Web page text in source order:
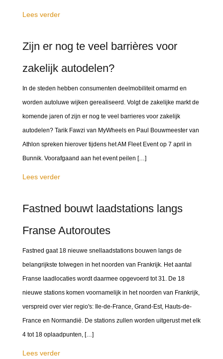
Lees verder
Zijn er nog te veel barrières voor
zakelijk autodelen?
In de steden hebben consumenten deelmobiliteit omarmd en
worden autoluwe wijken gerealiseerd. Volgt de zakelijke markt de
komende jaren of zijn er nog te veel barrieres voor zakelijk
autodelen? Tarik Fawzi van MyWheels en Paul Bouwmeester van
Athlon spreken hierover tijdens het AM Fleet Event op 7 april in
Bunnik. Voorafgaand aan het event peilen […]
Lees verder
Fastned bouwt laadstations langs
Franse Autoroutes
Fastned gaat 18 nieuwe snellaadstations bouwen langs de
belangrijkste tolwegen in het noorden van Frankrijk. Het aantal
Franse laadlocaties wordt daarmee opgevoerd tot 31. De 18
nieuwe stations komen voornamelijk in het noorden van Frankrijk,
verspreid over vier regio's: Ile-de-France, Grand-Est, Hauts-de-
France en Normandië. De stations zullen worden uitgerust met elk
4 tot 18 oplaadpunten, […]
Lees verder